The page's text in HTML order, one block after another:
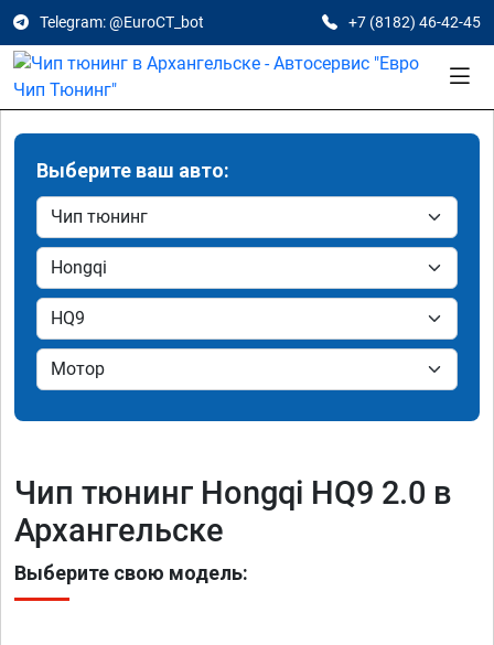
Telegram: @EuroCT_bot +7 (8182) 46-42-45
Выберите ваш авто:
Чип тюнинг Hongqi HQ9 2.0 в
Архангельске
Выберите свою модель: